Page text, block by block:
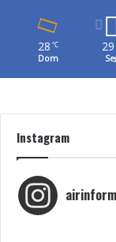
28 ℃
Dom
29
Instagram